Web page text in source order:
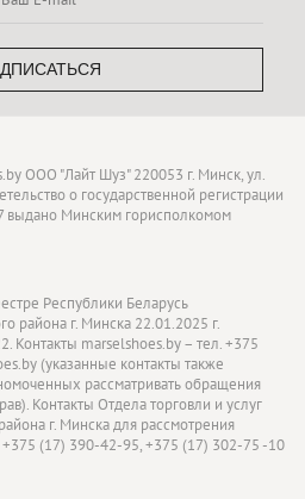
ООО "Лайт Шуз" 220053 г. Минск, ул.
о государственной регистрации
выдано Минским горисполкомом
Республики Беларусь
района г. Минска 22.01.2025 г.
Контакты marselshoes.by – тел. +375
(указанные контакты также
рассматривать обращения
Контакты Отдела торговли и услуг
г. Минска для рассмотрения
(17) 390-42-95, +375 (17) 302-75 -10